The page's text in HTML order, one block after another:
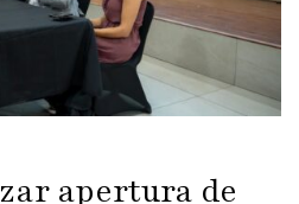
apertura de